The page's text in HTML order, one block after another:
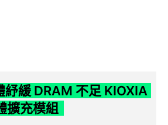
紓緩 DRAM 不足 KIOXIA
擴充模組